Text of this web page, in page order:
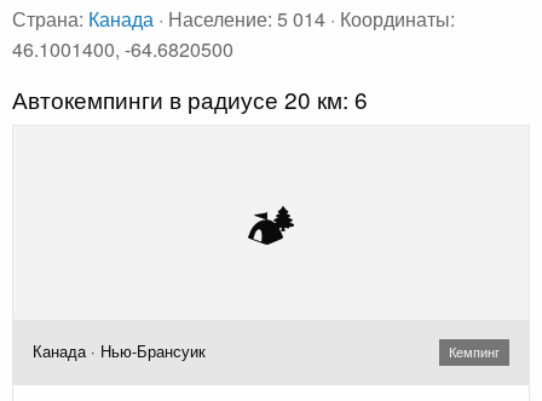
Страна: Канада · Население: 5 014 · Координаты:
46.1001400, -64.6820500
Автокемпинги в радиусе 20 км: 6
🏕️
Канада · Нью-Брансуик Кемпинг